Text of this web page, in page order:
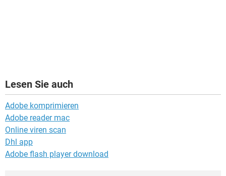
Lesen Sie auch
Adobe komprimieren
Adobe reader mac
Online viren scan
Dhl app
Adobe flash player download